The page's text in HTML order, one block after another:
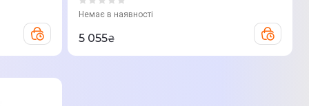
Немає в наявності
5 055₴